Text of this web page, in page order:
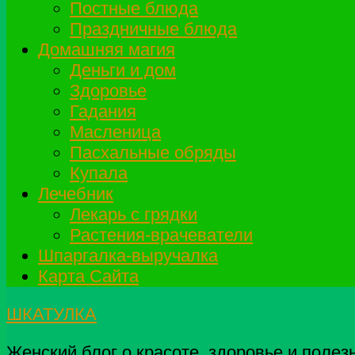
Постные блюда
Праздничные блюда
Домашняя магия
Деньги и дом
Здоровье
Гадания
Масленица
Пасхальные обряды
Купала
Лечебник
Лекарь с грядки
Растения-врачеватели
Шпаргалка-выручалка
Карта Сайта
ШКАТУЛКА